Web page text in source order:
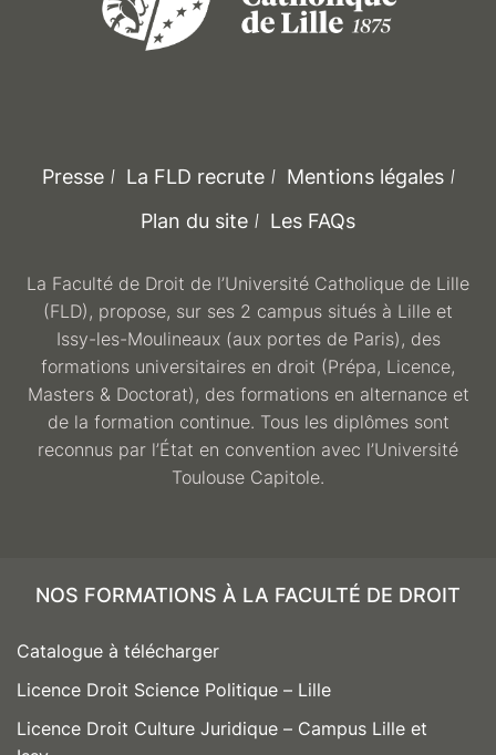
Presse La FLD recrute
Mentions légales
Plan du site
Les FAQs
La Faculté de Droit de l’Université Catholique de Lille
(FLD), propose, sur ses 2 campus situés à Lille et
Issy-les-Moulineaux (aux portes de Paris), des
formations universitaires en droit (Prépa, Licence,
Masters & Doctorat), des formations en alternance et
de la formation continue. Tous les diplômes sont
reconnus par l’État en convention avec l’Université
Toulouse Capitole.
NOS FORMATIONS À LA FACULTÉ DE DROIT
Catalogue à télécharger
Licence Droit Science Politique – Lille
Licence Droit Culture Juridique – Campus Lille et